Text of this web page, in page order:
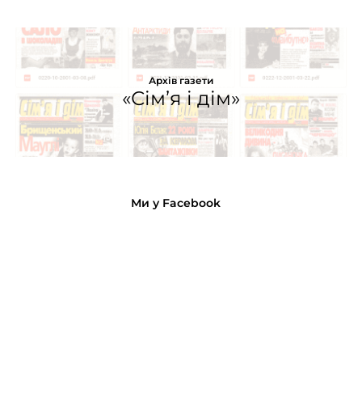
Архів газети
«Сім’я і дім»
Ми у Facebook